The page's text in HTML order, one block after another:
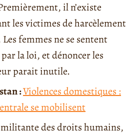
il n’existe
les victimes de harcèlement
femmes ne se sentent
la loi, et dénoncer les
parait inutile.
:Violences domestiques :
se mobilisent
des droits humains,